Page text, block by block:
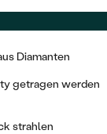
Diamanten
getragen werden
strahlen